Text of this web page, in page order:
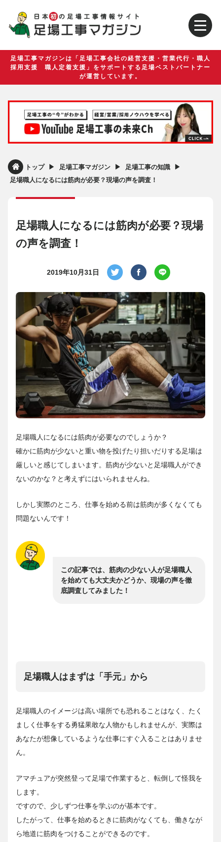
足場工事マガジンは「足場工事会社の経営支援・営業代行・職人
採用支援 職人定着支援」をサポートする足場ベストパートナー
が運営しています。
トップ ▶︎ 足場工事マガジン ▶︎ 足場工事の知識 ▶︎
足場職人になるには筋肉が必要？現場の声を調査！
足場職人になるには筋肉が必要？現場
の声を調査！
2019年10月31日
足場職人になるには筋肉が必要なのでしょうか？
確かに筋肉が少ないと重い物を投げたり担いだりする足場は
厳しいと感じてしまいます。筋肉が少ないと足場職人ができ
ないのかな？と考えずにはいられませんね。
しかし実際のところ、仕事を始める前は筋肉が多くなくても
問題ないんです！
この記事では、筋肉の少ない人が足場職人
を始めても大丈夫かどうか、現場の声を徹
底調査してみました！
足場職人はまずは「手元」から
足場職人のイメージは高い場所でも恐れることはなく、たく
ましく仕事をする勇猛果敢な人物かもしれませんが、実際は
あなたが想像しているような仕事にすぐ入ることはありませ
ん。
アマチュアが突然登って足場で作業すると、転倒して怪我を
します。
ですので、少しずつ仕事を学ぶのが基本です。
したがって、仕事を始めるときに筋肉がなくても、働きなが
ら地道に筋肉をつけることができるのです。